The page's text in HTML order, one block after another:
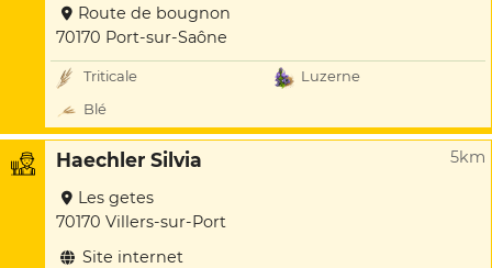
Route de bougnon
70170 Port-sur-Saône
Triticale
Luzerne
Blé
Haechler Silvia 5km
Les getes
70170 Villers-sur-Port
Site internet